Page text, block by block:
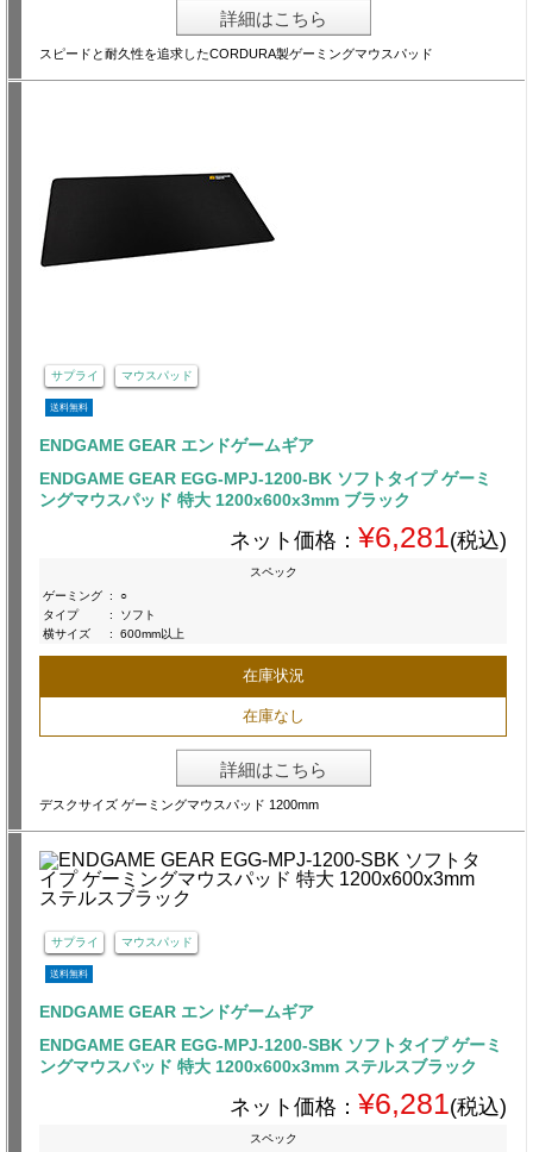
詳細はこちら
スピードと耐久性を追求したCORDURA製ゲーミングマウスパッド
サプライ マウスパッド
送料無料
ENDGAME GEAR エンドゲームギア
ENDGAME GEAR EGG-MPJ-1200-BK ソフトタイプ ゲーミ
ングマウスパッド 特大 1200x600x3mm ブラック
ネット価格： ¥6,281(税込)
スペック
ゲーミング :
○
タイプ
:
ソフト
横サイズ
: 600mm以上
在庫状況
在庫なし
詳細はこちら
デスクサイズ ゲーミングマウスパッド 1200mm
サプライ マウスパッド
送料無料
ENDGAME GEAR エンドゲームギア
ENDGAME GEAR EGG-MPJ-1200-SBK ソフトタイプ ゲーミ
ングマウスパッド 特大 1200x600x3mm ステルスブラック
ネット価格： ¥6,281(税込)
スペック